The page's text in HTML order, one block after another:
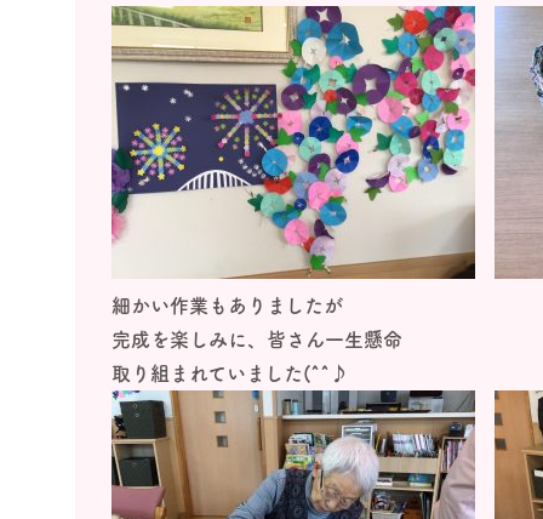
細かい作業もありましたが
完成を楽しみに、皆さん一生懸命
取り組まれていました(^^♪